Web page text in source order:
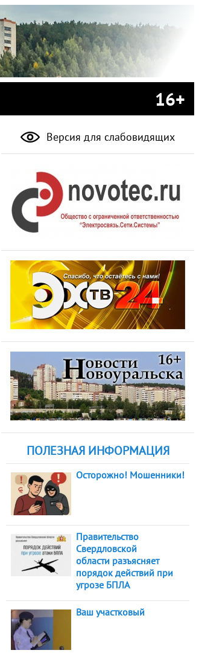
16+
Версия для слабовидящих
ПОЛЕЗНАЯ ИНФОРМАЦИЯ
Осторожно! Мошенники!
Правительство
Свердловской
области разъясняет
порядок действий при
угрозе БПЛА
Ваш участковый